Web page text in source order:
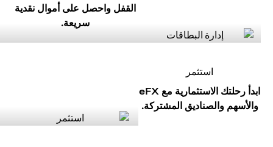
القفل واحصل على أموال نقدية
سريعة.
استثمر
ابدأ رحلتك الاستثمارية مع eFX
والأسهم والصناديق المشتركة.